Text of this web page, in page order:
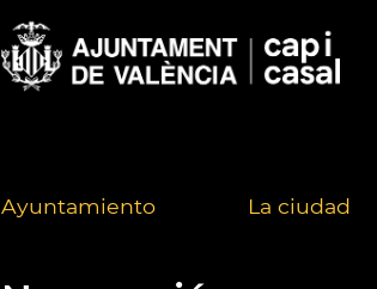
Ayuntamiento La ciudad